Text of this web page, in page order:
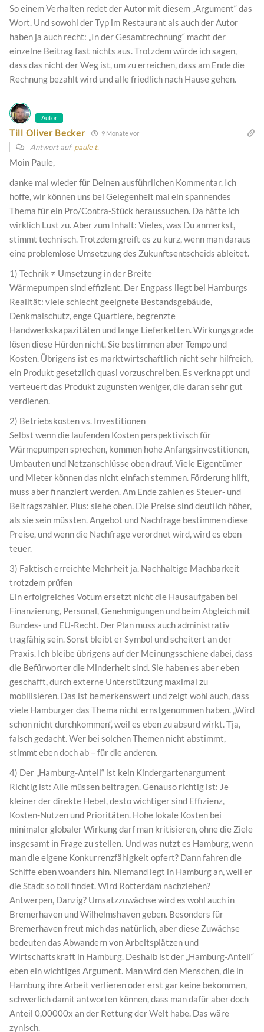
So einem Verhalten redet der Autor mit diesem „Argument“ das
Wort. Und sowohl der Typ im Restaurant als auch der Autor
haben ja auch recht: „In der Gesamtrechnung“ macht der
einzelne Beitrag fast nichts aus. Trotzdem würde ich sagen,
dass das nicht der Weg ist, um zu erreichen, dass am Ende die
Rechnung bezahlt wird und alle friedlich nach Hause gehen.
Autor
Till Oliver Becker 9 Monate vor
Antwort auf paule t.
Moin Paule,
danke mal wieder für Deinen ausführlichen Kommentar. Ich
hoffe, wir können uns bei Gelegenheit mal ein spannendes
Thema für ein Pro/Contra-Stück heraussuchen. Da hätte ich
wirklich Lust zu. Aber zum Inhalt: Vieles, was Du anmerkst,
stimmt technisch. Trotzdem greift es zu kurz, wenn man daraus
eine problemlose Umsetzung des Zukunftsentscheids ableitet.
1) Technik ≠ Umsetzung in der Breite
Wärmepumpen sind effizient. Der Engpass liegt bei Hamburgs
Realität: viele schlecht geeignete Bestandsgebäude,
Denkmalschutz, enge Quartiere, begrenzte
Handwerkskapazitäten und lange Lieferketten. Wirkungsgrade
lösen diese Hürden nicht. Sie bestimmen aber Tempo und
Kosten. Übrigens ist es marktwirtschaftlich nicht sehr hilfreich,
ein Produkt gesetzlich quasi vorzuschreiben. Es verknappt und
verteuert das Produkt zugunsten weniger, die daran sehr gut
verdienen.
2) Betriebskosten vs. Investitionen
Selbst wenn die laufenden Kosten perspektivisch für
Wärmepumpen sprechen, kommen hohe Anfangsinvestitionen,
Umbauten und Netzanschlüsse oben drauf. Viele Eigentümer
und Mieter können das nicht einfach stemmen. Förderung hilft,
muss aber finanziert werden. Am Ende zahlen es Steuer- und
Beitragszahler. Plus: siehe oben. Die Preise sind deutlich höher,
als sie sein müssten. Angebot und Nachfrage bestimmen diese
Preise, und wenn die Nachfrage verordnet wird, wird es eben
teuer.
3) Faktisch erreichte Mehrheit ja. Nachhaltige Machbarkeit
trotzdem prüfen
Ein erfolgreiches Votum ersetzt nicht die Hausaufgaben bei
Finanzierung, Personal, Genehmigungen und beim Abgleich mit
Bundes- und EU-Recht. Der Plan muss auch administrativ
tragfähig sein. Sonst bleibt er Symbol und scheitert an der
Praxis. Ich bleibe übrigens auf der Meinungsschiene dabei, dass
die Befürworter die Minderheit sind. Sie haben es aber eben
geschafft, durch externe Unterstützung maximal zu
mobilisieren. Das ist bemerkenswert und zeigt wohl auch, dass
viele Hamburger das Thema nicht ernstgenommen haben. „Wird
schon nicht durchkommen“, weil es eben zu absurd wirkt. Tja,
falsch gedacht. Wer bei solchen Themen nicht abstimmt,
stimmt eben doch ab – für die anderen.
4) Der „Hamburg-Anteil“ ist kein Kindergartenargument
Richtig ist: Alle müssen beitragen. Genauso richtig ist: Je
kleiner der direkte Hebel, desto wichtiger sind Effizienz,
Kosten-Nutzen und Prioritäten. Hohe lokale Kosten bei
minimaler globaler Wirkung darf man kritisieren, ohne die Ziele
insgesamt in Frage zu stellen. Und was nutzt es Hamburg, wenn
man die eigene Konkurrenzfähigkeit opfert? Dann fahren die
Schiffe eben woanders hin. Niemand legt in Hamburg an, weil er
die Stadt so toll findet. Wird Rotterdam nachziehen?
Antwerpen, Danzig? Umsatzzuwächse wird es wohl auch in
Bremerhaven und Wilhelmshaven geben. Besonders für
Bremerhaven freut mich das natürlich, aber diese Zuwächse
bedeuten das Abwandern von Arbeitsplätzen und
Wirtschaftskraft in Hamburg. Deshalb ist der „Hamburg-Anteil“
eben ein wichtiges Argument. Man wird den Menschen, die in
Hamburg ihre Arbeit verlieren oder erst gar keine bekommen,
schwerlich damit antworten können, dass man dafür aber doch
Anteil 0,00000x an der Rettung der Welt habe. Das wäre
zynisch.